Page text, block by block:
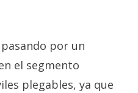
por un
el segmento
plegables, ya que